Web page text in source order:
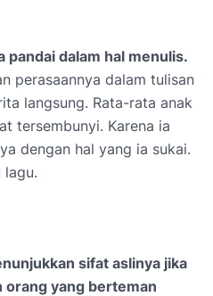
pandai dalam hal menulis.
perasaannya dalam tulisan
langsung. Rata-rata anak
tersembunyi. Karena ia
dengan hal yang ia sukai.
lagu.
sifat aslinya jika
orang yang berteman